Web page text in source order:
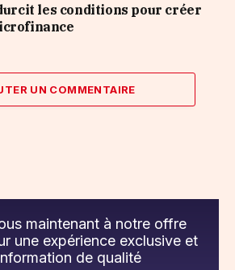
les conditions pour créer
UN COMMENTAIRE
maintenant à notre offre
une expérience exclusive et
de qualité